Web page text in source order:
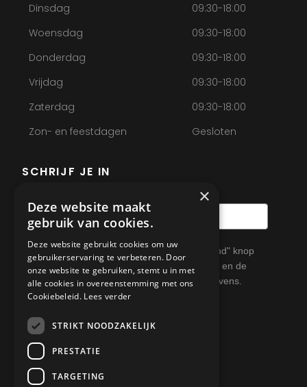
Dinsdag
09:30-18:00
Woensdag
09:30-18:00
Donderdag
09:30-18:00
Vrijdag
09:30-18:00
Zaterdag
09:30-18:00
Zon- en feestdagen
Gesloten
SCHRIJF JE IN
Door dit formulier te verzenden via de "verzend" knop
hieronder ga je akkoord met de
privacy policy
en de
manier waarop Tapishop omgaat met je gegevens.
Verzenden
Decoratiespecialist met het
Tintto-kwaliteitslabel
×
Deze website maakt
gebruik van cookies.
Deze website gebruikt cookies om uw
gebruikerservaring te verbeteren. Door
onze website te gebruiken, stemt u in met
alle cookies in overeenstemming met ons
Cookiebeleid. Lees verder
STRIKT NOODZAKELIJK
PRESTATIE
TARGETING